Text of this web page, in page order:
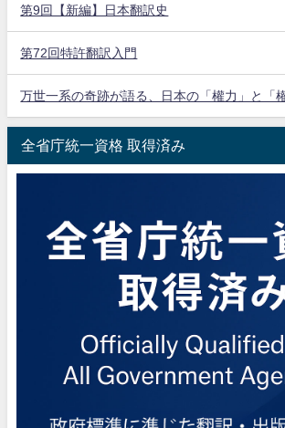
第9回【新編】日本翻訳史
第72回特許翻訳入門
万世一系の奇跡が語る、日本の「權力」と「
全省庁統一資格 取得済み